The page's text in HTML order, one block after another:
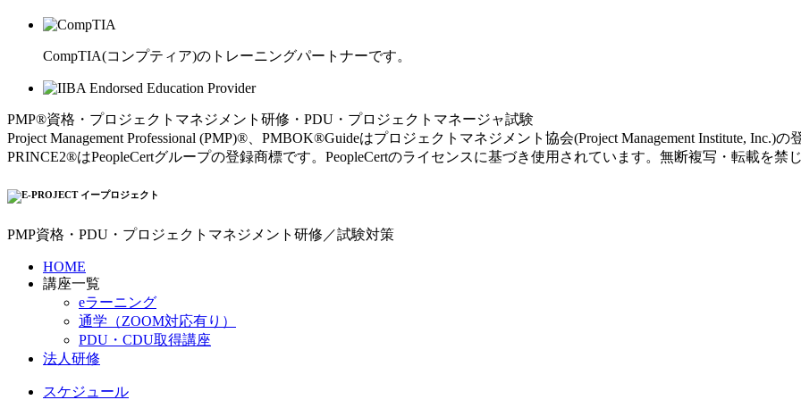
CompTIA(コンプティア)のトレーニングパートナーです。
PMP®資格・プロジェクトマネジメント研修・PDU・プロジェクトマネージャ試験
Project Management Professional (PMP)®、PMBOK®Guideはプロジェクトマネジメント協会(Project Management Institute, Inc.)の
PRINCE2®はPeopleCertグループの登録商標です。PeopleCertのライセンスに基づき使用されています。無断複写・転載を禁じ
PMP資格・PDU・プロジェクトマネジメント研修／試験対策
HOME
講座一覧
eラーニング
通学（ZOOM対応有り）
PDU・CDU取得講座
法人研修
スケジュール